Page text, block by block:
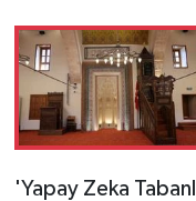
'Yapay Zeka